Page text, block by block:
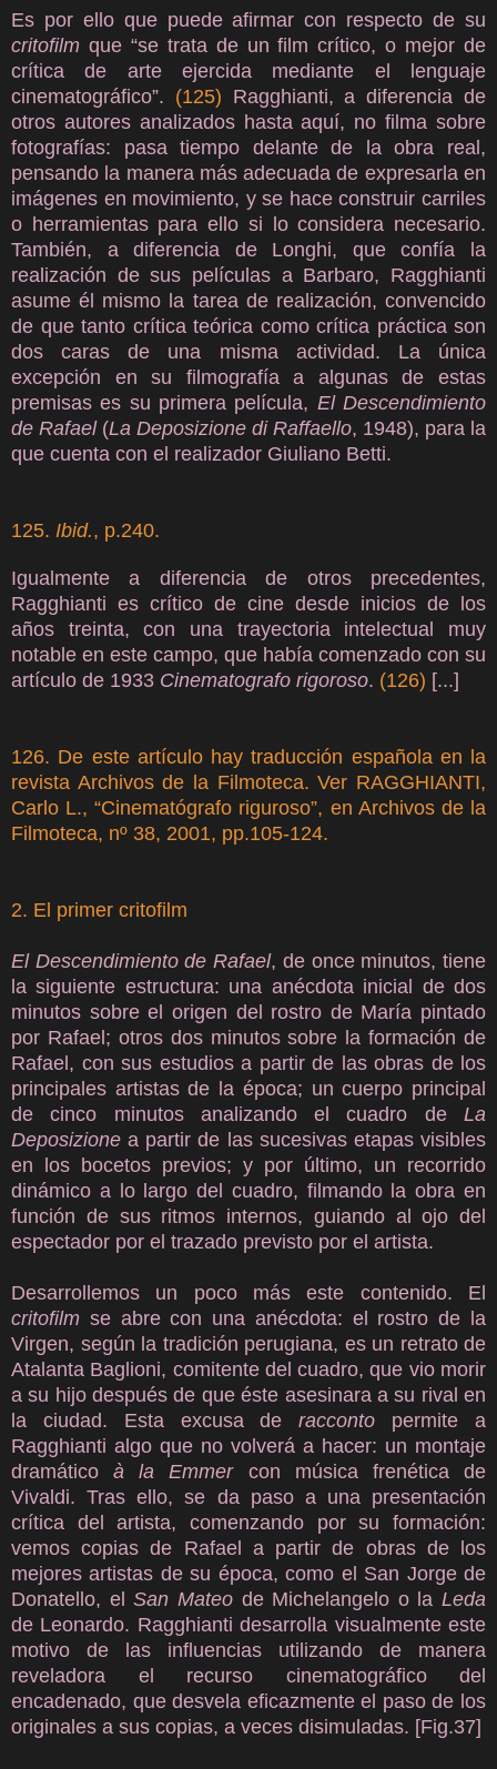
Es por ello que puede afirmar con respecto de su
critofilm que “se trata de un film crítico, o mejor de
crítica de arte ejercida mediante el lenguaje
cinematográfico”. (125) Ragghianti, a diferencia de
otros autores analizados hasta aquí, no filma sobre
fotografías: pasa tiempo delante de la obra real,
pensando la manera más adecuada de expresarla en
imágenes en movimiento, y se hace construir carriles
o herramientas para ello si lo considera necesario.
También, a diferencia de Longhi, que confía la
realización de sus películas a Barbaro, Ragghianti
asume él mismo la tarea de realización, convencido
de que tanto crítica teórica como crítica práctica son
dos caras de una misma actividad. La única
excepción en su filmografía a algunas de estas
premisas es su primera película, El Descendimiento
de Rafael(La Deposizione di Raffaello, 1948), para la
que cuenta con el realizador Giuliano Betti.
125. Ibid., p.240.
Igualmente a diferencia de otros precedentes,
Ragghianti es crítico de cine desde inicios de los
años treinta, con una trayectoria intelectual muy
notable en este campo, que había comenzado con su
artículo de 1933 Cinematografo rigoroso. (126) [...]
126. De este artículo hay traducción española en la
revista Archivos de la Filmoteca. Ver RAGGHIANTI,
Carlo L., “Cinematógrafo riguroso”, en Archivos de la
Filmoteca, nº 38, 2001, pp.105-124.
2. El primer critofilm
El Descendimiento de Rafael, de once minutos, tiene
la siguiente estructura: una anécdota inicial de dos
minutos sobre el origen del rostro de María pintado
por Rafael; otros dos minutos sobre la formación de
Rafael, con sus estudios a partir de las obras de los
principales artistas de la época; un cuerpo principal
de cinco minutos analizando el cuadro de La
Deposizione a partir de las sucesivas etapas visibles
en los bocetos previos; y por último, un recorrido
dinámico a lo largo del cuadro, filmando la obra en
función de sus ritmos internos, guiando al ojo del
espectador por el trazado previsto por el artista.
Desarrollemos un poco más este contenido. El
critofilm se abre con una anécdota: el rostro de la
Virgen, según la tradición perugiana, es un retrato de
Atalanta Baglioni, comitente del cuadro, que vio morir
a su hijo después de que éste asesinara a su rival en
la ciudad. Esta excusa deracconto permite a
Ragghianti algo que no volverá a hacer: un montaje
dramáticoà la Emmercon música frenética de
Vivaldi. Tras ello, se da paso a una presentación
crítica del artista, comenzando por su formación:
vemos copias de Rafael a partir de obras de los
mejores artistas de su época, como el San Jorge de
Donatello, elSan Mateode Michelangelo o la Leda
de Leonardo. Ragghianti desarrolla visualmente este
motivo de las influencias utilizando de manera
reveladora el recurso cinematográfico del
encadenado, que desvela eficazmente el paso de los
originales a sus copias, a veces disimuladas. [Fig.37]